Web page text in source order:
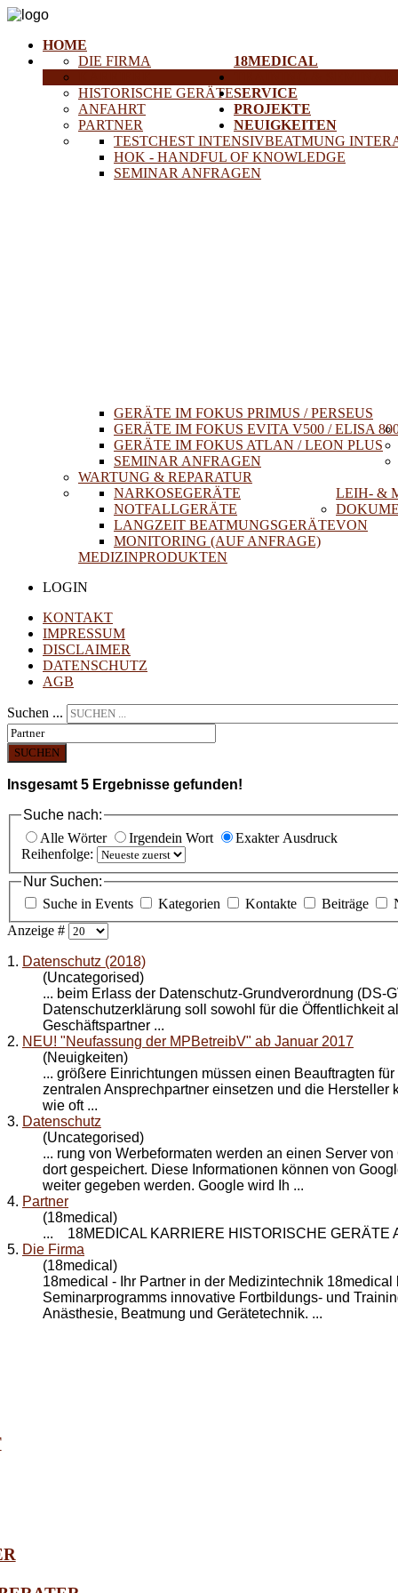
HOME
18MEDICAL
DIE FIRMA
HISTORISCHE GERÄTE
ANFAHRT
PARTNER
TESTCHEST INTENSIVBEATMUNG
HOK - HANDFUL OF KNOWLEDGE
SEMINAR ANFRAGEN
GERÄTE IM FOKUS PRIMUS / PERSEUS
GERÄTE IM FOKUS EVITA V500 / ELISA
GERÄTE IM FOKUS ATLAN / LEON PLUS
SEMINAR ANFRAGEN
SERVICE
WARTUNG & REPARATUR
LEIH- &
NARKOSEGERÄTE
NOTFALLGERÄTE
LANGZEIT BEATMUNGSGERÄTE
MONITORING (AUF ANFRAGE)
VON
MEDIZINPRODUKTEN
PROJEKTE
NEUIGKEITEN
LOGIN
KONTAKT
IMPRESSUM
DISCLAIMER
DATENSCHUTZ
AGB
Suchen ...
SUCHEN
Insgesamt 5 Ergebnisse gefunden!
Suche nach:
Alle Wörter
Irgendein Wort
Exakter Ausdruck
Reihenfolge:
Nur Suchen:
Suche in Events
Kategorien Kontakte Beiträge
Anzeige #
1. Datenschutz (2018)
(Uncategorised)
... beim Erlass der Datenschutz-Grundverordnung (DS-
Datenschutzerklärung soll sowohl für die Öffentlichkeit
Geschäftspartner ...
2. NEU! "Neufassung der MPBetreibV" ab Januar 2017
(Neuigkeiten)
... größere Einrichtungen müssen einen Beauftragten
zentralen Ansprechpartner einsetzen und die Hersteller
wie oft ...
3. Datenschutz
(Uncategorised)
... rung von Werbeformaten werden an einen Server
dort gespeichert. Diese Informationen können von
weiter gegeben werden. Google wird Ih ...
4. Partner
(18medical)
... 18MEDICAL KARRIERE HISTORISCHE GERÄTE
5. Die Firma
(18medical)
18medical - Ihr Partner in der Medizintechnik
Seminarprogramms innovative Fortbildungs- und
Anästhesie, Beatmung und Gerätetechnik. ...